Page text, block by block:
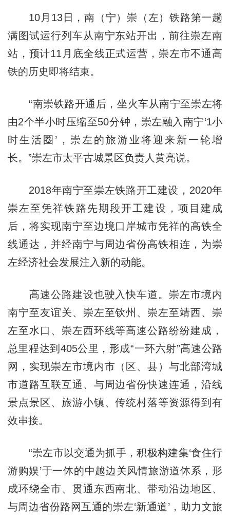
10月13日，南（宁）崇（左）铁路第一趟
满图试运行列车从南宁东站开出，前往崇左南
站，预计11月底全线正式运营，崇左市不通高
铁的历史即将结束。
“南崇铁路开通后，坐火车从南宁至崇左将
由2个半小时压缩至50分钟，崇左融入南宁‘1小
时生活圈’，崇左的旅游业将迎来新一轮增
长。”崇左市太平古城景区负责人黄亮说。
2018年南宁至崇左铁路开工建设，2020年
崇左至凭祥铁路先期段开工建设，项目建成
后，将实现南宁至边境口岸城市凭祥的高铁全
线通达，并经南宁与周边省份高铁相连，为崇
左经济社会发展注入新的动能。
高速公路建设也驶入快车道。崇左市境内
南宁至友谊关、崇左至钦州、崇左至靖西、崇
左至水口、崇左西环线等高速公路纷纷建成，
总里程达到405公里，形成“一环六射”高速公路
网，实现崇左市境内市（区、县）与北部湾城
市道路互联互通、与周边省份快速连通，沿线
景点景区、旅游小镇、传统村落等资源得到有
效串接。
“崇左市以交通为抓手，积极构建集‘食住行
游购娱’于一体的中越边关风情旅游道体系，形
成环绕全市、贯通东西南北、带动沿边地区、
与周边省份路网互通的崇左‘新通道’，助力文旅